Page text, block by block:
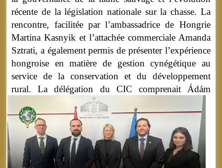
récente de la législation nationale sur la chasse. La
rencontre, facilitée par l’ambassadrice de Hongrie
Martina Kasnyik et l’attachée commerciale Amanda
Sztrati, a également permis de présenter l’expérience
hongroise en matière de gestion cynégétique au
service de la conservation et du développement
rural.La délégation du CIC comprenait Ádám